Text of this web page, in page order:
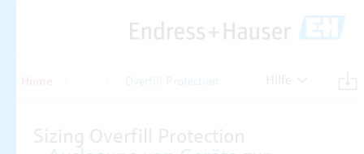
Home FüllstandOverfill Protection